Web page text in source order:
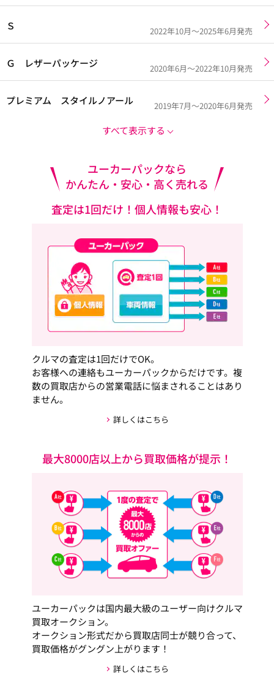
Ｓ 2022年10月～2025年6月発売
Ｇ レザーパッケージ 2020年6月～2022年10月発売
プレミアム スタイルノアール 2019年7月～2020年6月発売
すべて表示する
ユーカーパックなら
かんたん・安心・高く売れる
査定は1回だけ！個人情報も安心！
クルマの査定は1回だけでOK。
お客様への連絡もユーカーパックからだけです。複
数の買取店からの営業電話に悩まされることはあり
ません。
詳しくはこちら
最大8000店以上から買取価格が提示！
ユーカーパックは国内最大級のユーザー向けクルマ
買取オークション。
オークション形式だから買取店同士が競り合って、
買取価格がグングン上がります！
詳しくはこちら